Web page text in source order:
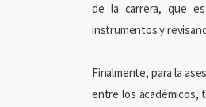
de la carrera, que
instrumentos y
Finalmente, para la
entre los académicos,